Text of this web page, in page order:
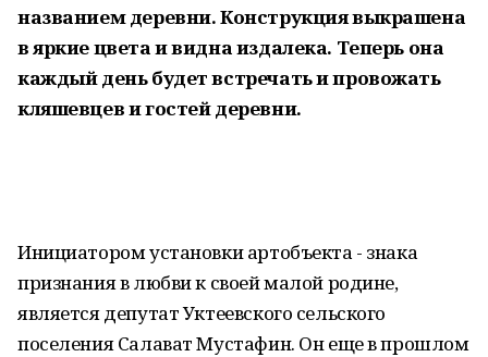
названием деревни. Конструкция выкрашена
в яркие цвета и видна издалека. Теперь она
каждый день будет встречать и провожать
кляшевцев и гостей деревни.
Инициатором установки артобъекта - знака
признания в любви к своей малой родине,
является депутат Уктеевского сельского
поселения Салават Мустафин. Он еще в прошлом